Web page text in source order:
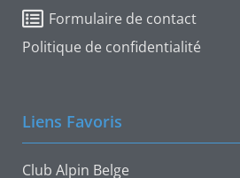
Formulaire de contact
Politique de confidentialité
Liens Favoris
Club Alpin Belge